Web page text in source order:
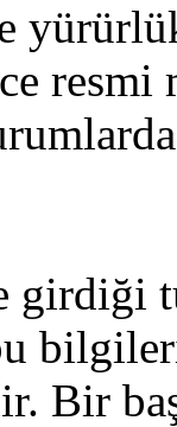
resmi
girdiği
Bir